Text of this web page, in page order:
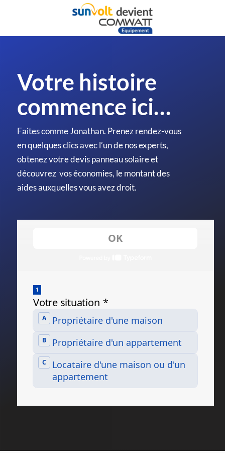
contenu
Votre histoire
commence ici…
Faites comme Jonathan. Prenez rendez-vous
en quelques clics avec l’un de nos experts,
obtenez votre devis panneau solaire et
découvrez vos économies, le montant des
aides auxquelles vous avez droit.